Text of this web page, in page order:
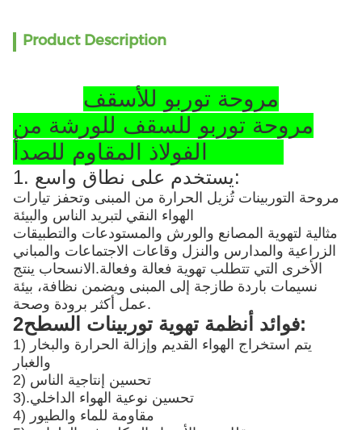
Product Description
مروحة توربو للأسقف
مروحة توربو للسقف للورشة من
1. يستخدم على نطاق واسع:
مروحة التوربينات تُزيل الحرارة من المبنى وتحفز تيارات
الهواء النقي لتبريد الناس والبيئة
مثالية لتهوية المصانع والورش والمستودعات والتطبيقات
الزراعية والمدارس والنزل وقاعات الاجتماعات والمباني
الأخرى التي تتطلب تهوية فعالة وفعالة.الانسحاب ينتج
نسيمات باردة طازجة إلى المبنى ويضمن نظافة، بيئة
عمل أكثر برودة وصحة.
2فوائد أنظمة تهوية توربينات السطح:
1) يتم استخراج الهواء القديم وإزالة الحرارة والبخار
والغبار
2) تحسين إنتاجية الناس
3).تحسين نوعية الهواء الداخلي
4) مقاومة للماء والطيور